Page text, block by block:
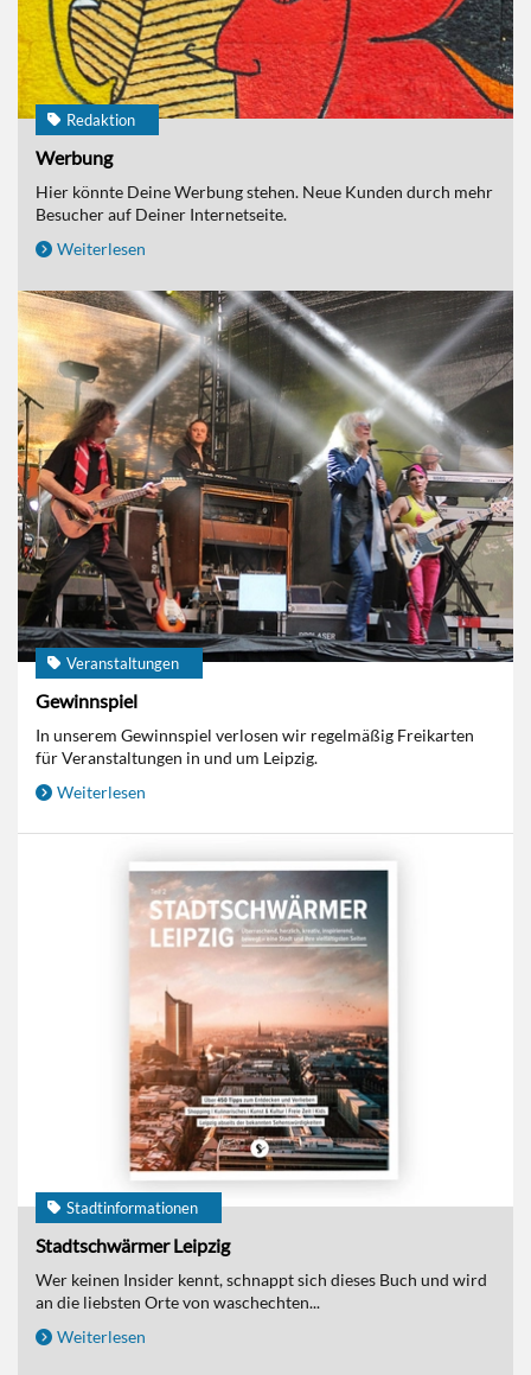
Redaktion
Werbung
Hier könnte Deine Werbung stehen. Neue Kunden durch mehr
Besucher auf Deiner Internetseite.
Weiterlesen
Veranstaltungen
Gewinnspiel
In unserem Gewinnspiel verlosen wir regelmäßig Freikarten
für Veranstaltungen in und um Leipzig.
Weiterlesen
Stadtinformationen
Stadtschwärmer Leipzig
Wer keinen Insider kennt, schnappt sich dieses Buch und wird
an die liebsten Orte von waschechten...
Weiterlesen